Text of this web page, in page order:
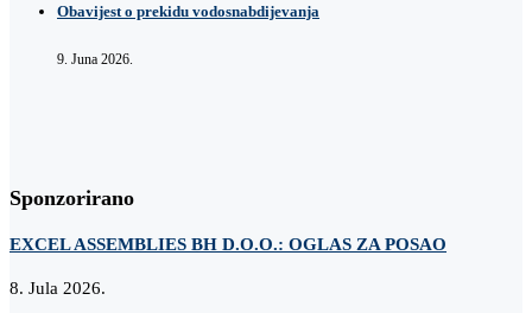
Obavijest o prekidu vodosnabdijevanja
9. Juna 2026.
Sponzorirano
EXCEL ASSEMBLIES BH D.O.O.: OGLAS ZA POSAO
8. Jula 2026.